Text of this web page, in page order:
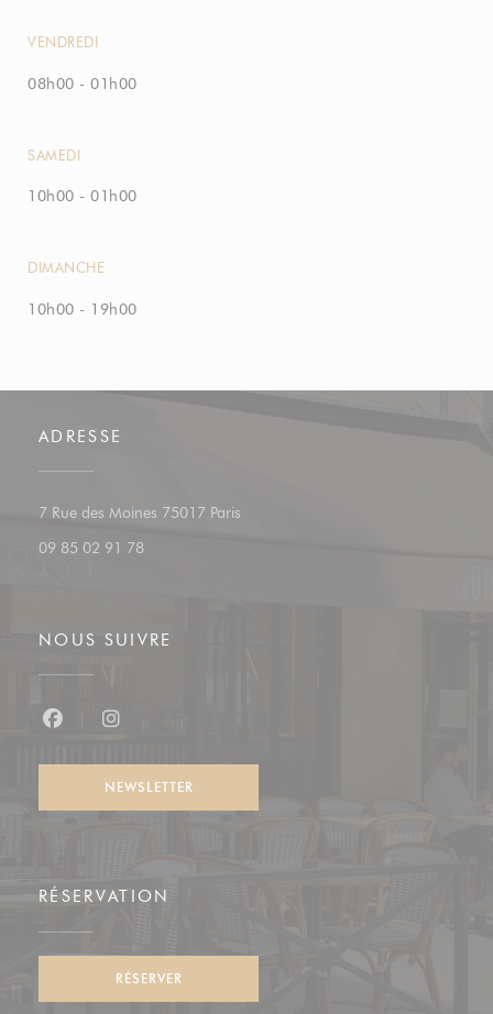
VENDREDI
08h00 - 01h00
SAMEDI
10h00 - 01h00
DIMANCHE
10h00 - 19h00
ADRESSE
7 Rue des Moines 75017 Paris
09 85 02 91 78
NOUS SUIVRE
NEWSLETTER
RÉSERVATION
RÉSERVER